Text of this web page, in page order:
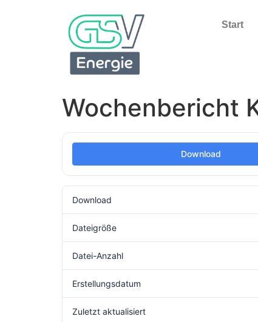
Start
Wochenbericht
Download
Download
Dateigröße
Datei-Anzahl
Erstellungsdatum
Zuletzt aktualisiert